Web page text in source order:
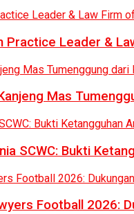
Practice Leader &
Mas
SCWC: Bukti
Football 2026: